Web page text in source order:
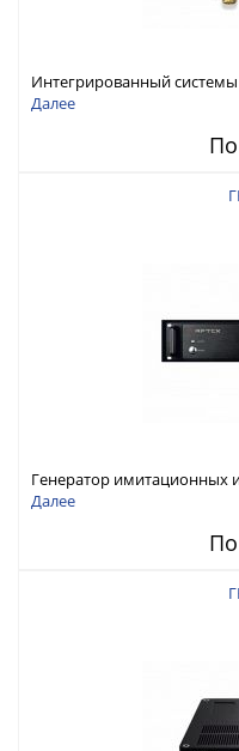
Интегрированный
ИСПП 8100
Далее
Генератор имитационных
RFТех ГНСП-4800
Далее